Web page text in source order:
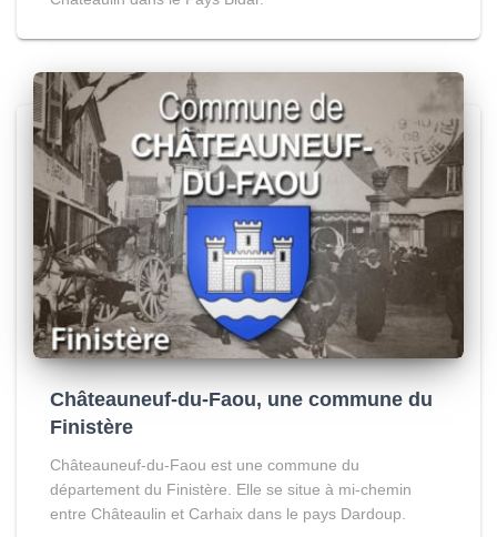
Châteauneuf-du-Faou, une commune du
Finistère
Châteauneuf-du-Faou est une commune du
département du Finistère. Elle se situe à mi-chemin
entre Châteaulin et Carhaix dans le pays Dardoup.